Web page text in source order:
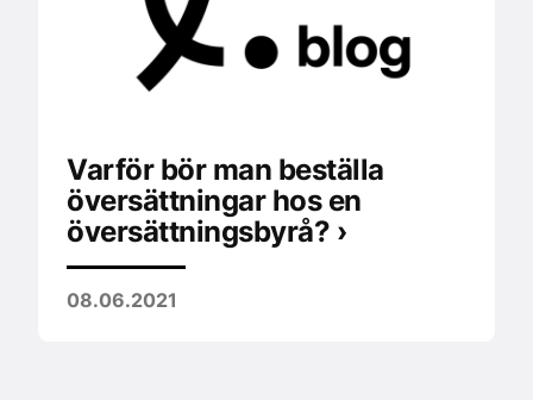
Varför bör man beställa
översättningar hos en
översättningsbyrå? ›
08.06.2021